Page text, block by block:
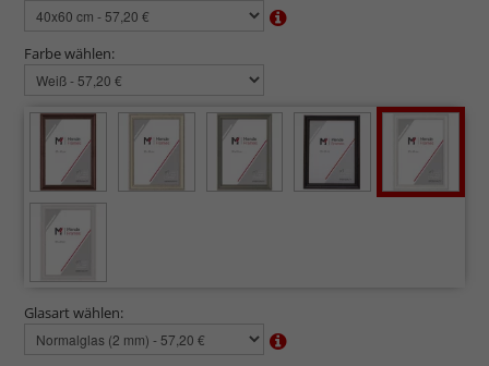
Farbe wählen:
Glasart wählen: